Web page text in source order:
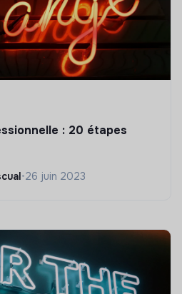
: 20 étapes
•26 juin 2023